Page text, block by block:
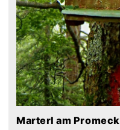
Marterl am Promeck